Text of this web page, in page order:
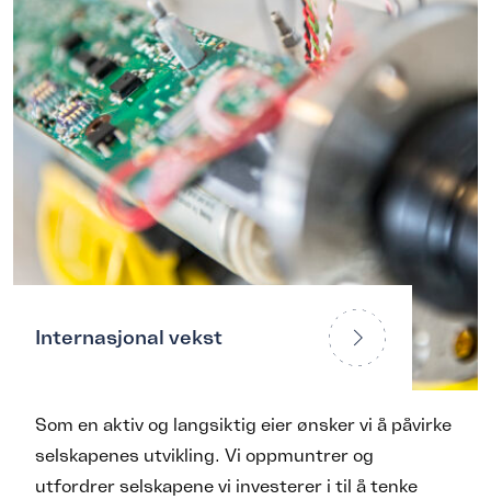
Internasjonal vekst
Som en aktiv og langsiktig eier ønsker vi å påvirke
selskapenes utvikling. Vi oppmuntrer og
utfordrer selskapene vi investerer i til å tenke